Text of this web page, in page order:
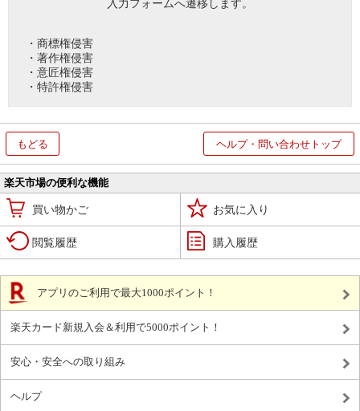
入力フォームへ遷移します。
・商標権侵害
・著作権侵害
・意匠権侵害
・特許権侵害
もどる ヘルプ・問い合わせトップ
楽天市場の便利な機能
買い物かご お気に入り
閲覧履歴 購入履歴
アプリのご利用で最大1000ポイント！
楽天カード新規入会＆利用で5000ポイント！
安心・安全への取り組み
ヘルプ